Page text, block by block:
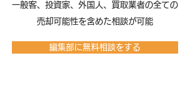
​一般客、投資家、外国人、買取業者の全ての
売却可能性を含めた相談が可能
編集部に無料相談をする